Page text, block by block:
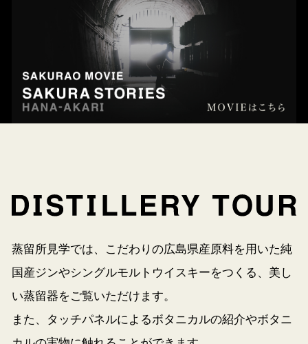
蒸留所見学では、こだわりの広島県産原料を用いた純
国産ジンやシングルモルトウイスキーをつくる、美し
い蒸留器をご覧いただけます。
また、タッチパネルによるボタニカルの紹介やボタニ